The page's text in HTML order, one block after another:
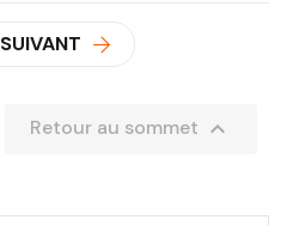
SUIVANT
Retour au sommet 